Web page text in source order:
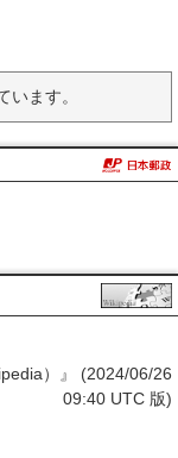
ます。
）』 (2024/06/26
09:40 UTC 版)